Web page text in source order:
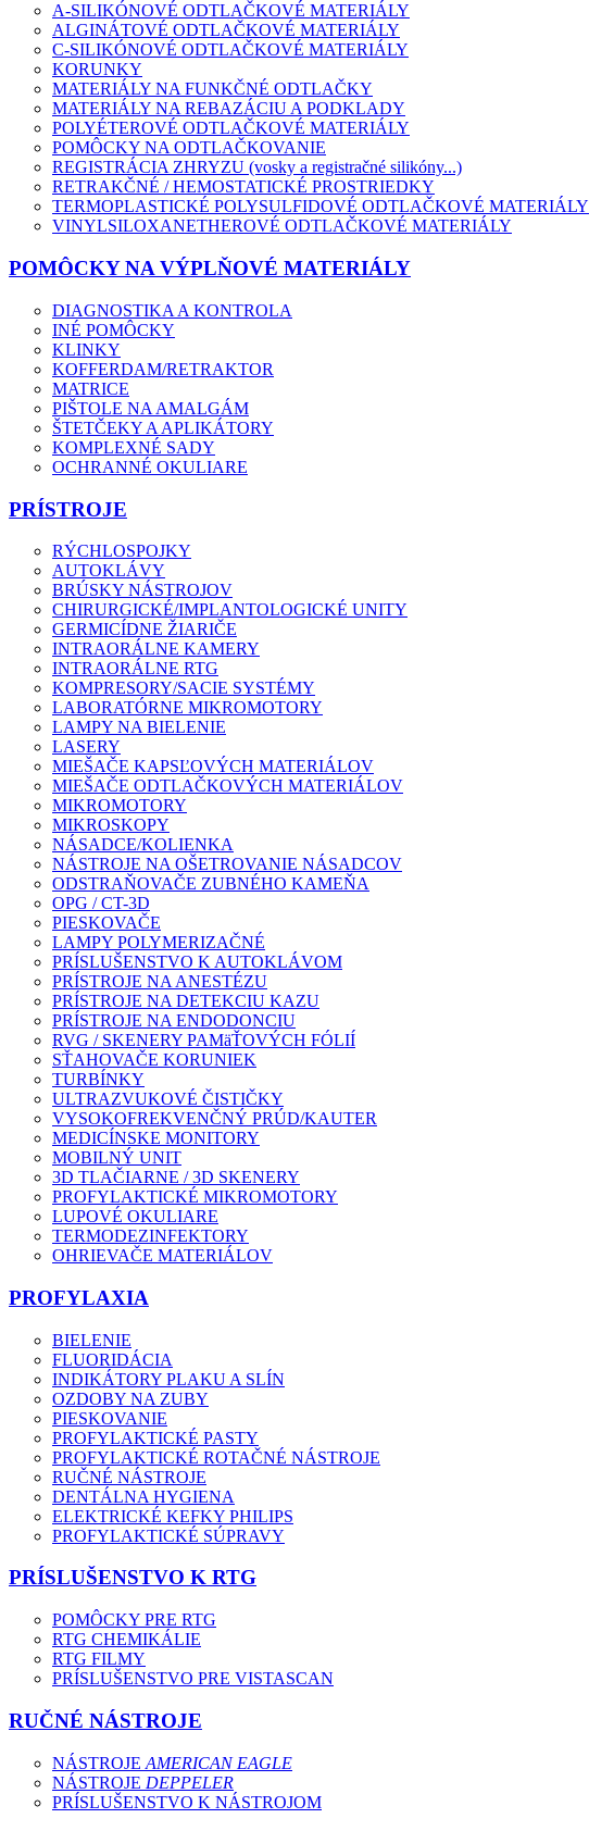
A-SILIKÓNOVÉ ODTLAČKOVÉ MATERIÁLY
ALGINÁTOVÉ ODTLAČKOVÉ MATERIÁLY
C-SILIKÓNOVÉ ODTLAČKOVÉ MATERIÁLY
KORUNKY
MATERIÁLY NA FUNKČNÉ ODTLAČKY
MATERIÁLY NA REBAZÁCIU A PODKLADY
POLYÉTEROVÉ ODTLAČKOVÉ MATERIÁLY
POMÔCKY NA ODTLAČKOVANIE
REGISTRÁCIA ZHRYZU (vosky a registračné silikóny...)
RETRAKČNÉ / HEMOSTATICKÉ PROSTRIEDKY
TERMOPLASTICKÉ POLYSULFIDOVÉ ODTLAČKOVÉ MATERIÁLY
VINYLSILOXANETHEROVÉ ODTLAČKOVÉ MATERIÁLY
POMÔCKY NA VÝPLŇOVÉ MATERIÁLY
DIAGNOSTIKA A KONTROLA
INÉ POMÔCKY
KLINKY
KOFFERDAM/RETRAKTOR
MATRICE
PIŠTOLE NA AMALGÁM
ŠTETČEKY A APLIKÁTORY
KOMPLEXNÉ SADY
OCHRANNÉ OKULIARE
PRÍSTROJE
RÝCHLOSPOJKY
AUTOKLÁVY
BRÚSKY NÁSTROJOV
CHIRURGICKÉ/IMPLANTOLOGICKÉ UNITY
GERMICÍDNE ŽIARIČE
INTRAORÁLNE KAMERY
INTRAORÁLNE RTG
KOMPRESORY/SACIE SYSTÉMY
LABORATÓRNE MIKROMOTORY
LAMPY NA BIELENIE
LASERY
MIEŠAČE KAPSĽOVÝCH MATERIÁLOV
MIEŠAČE ODTLAČKOVÝCH MATERIÁLOV
MIKROMOTORY
MIKROSKOPY
NÁSADCE/KOLIENKA
NÁSTROJE NA OŠETROVANIE NÁSADCOV
ODSTRAŇOVAČE ZUBNÉHO KAMEŇA
OPG / CT-3D
PIESKOVAČE
LAMPY POLYMERIZAČNÉ
PRÍSLUŠENSTVO K AUTOKLÁVOM
PRÍSTROJE NA ANESTÉZU
PRÍSTROJE NA DETEKCIU KAZU
PRÍSTROJE NA ENDODONCIU
RVG / SKENERY PAMäŤOVÝCH FÓLIÍ
SŤAHOVAČE KORUNIEK
TURBÍNKY
ULTRAZVUKOVÉ ČISTIČKY
VYSOKOFREKVENČNÝ PRÚD/KAUTER
MEDICÍNSKE MONITORY
MOBILNÝ UNIT
3D TLAČIARNE / 3D SKENERY
PROFYLAKTICKÉ MIKROMOTORY
LUPOVÉ OKULIARE
TERMODEZINFEKTORY
OHRIEVAČE MATERIÁLOV
PROFYLAXIA
BIELENIE
FLUORIDÁCIA
INDIKÁTORY PLAKU A SLÍN
OZDOBY NA ZUBY
PIESKOVANIE
PROFYLAKTICKÉ PASTY
PROFYLAKTICKÉ ROTAČNÉ NÁSTROJE
RUČNÉ NÁSTROJE
DENTÁLNA HYGIENA
ELEKTRICKÉ KEFKY PHILIPS
PROFYLAKTICKÉ SÚPRAVY
PRÍSLUŠENSTVO K RTG
POMÔCKY PRE RTG
RTG CHEMIKÁLIE
RTG FILMY
PRÍSLUŠENSTVO PRE VISTASCAN
RUČNÉ NÁSTROJE
NÁSTROJE AMERICAN EAGLE
NÁSTROJE DEPPELER
PRÍSLUŠENSTVO K NÁSTROJOM